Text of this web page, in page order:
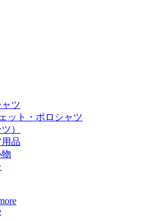
ツ
ット・ポロシャツ
）
品